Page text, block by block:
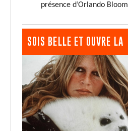
présence d’Orlando Bloom
SOIS BELLE ET OUVRE LA